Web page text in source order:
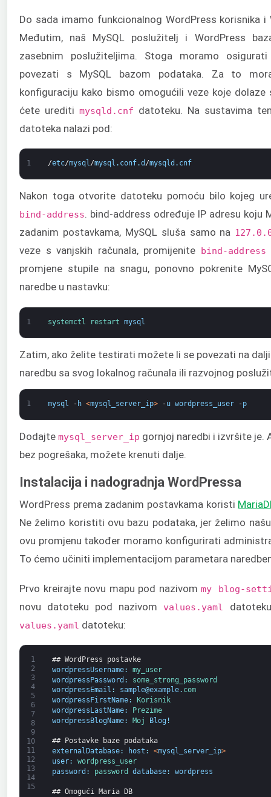
Do sada imamo funkcionalnog WordPress korisnika i
Međutim, naš MySQL poslužitelj i WordPress
zasebnim poslužiteljima. Stoga moramo
povezati s MySQL bazom podataka. Za to
konfiguraciju kako bismo omogućili veze koje dolaze
ćete urediti mysqld.cnf datoteku. Na sustavima
datoteka nalazi pod:
1 /etc/mysql/mysql . conf.d /mysqld . cnf
Nakon toga otvorite datoteku pomoću bilo kojeg
bind-address. bind-address određuje IP adresu koju
zadanim postavkama, MySQL sluša samo na
veze s vanjskih računala, promijenite bind-address
promjene stupile na snagu, ponovno pokrenite
naredbe u nastavku:
1 systemctl restart mysql
Zatim, ako želite testirati možete li se povezati na
naredbu sa svog lokalnog računala ili razvojnog
1 mysql - h <mysql_server_ip> -u wordpress_user -p
Dodajte mysql_server_ip gornjoj naredbi i izvršite je.
bez pogrešaka, možete krenuti dalje.
Instalacija i nadogradnja WordPressa
WordPress prema zadanim postavkama koristi
Ne želimo koristiti ovu bazu podataka, jer želimo
ovu promjenu također moramo konfigurirati
To ćemo učiniti implementacijom parametara
Prvo kreirajte novu mapu pod nazivom my blog-
novu datoteku pod nazivom values.yaml
values.yaml datoteku:
1
2
3
4
5
6
7
8
9
10
11
12
13
14
15
## WordPress postavke
wordpressUsername:
my_user
wordpressPassword :
some_strong_password
wordpressEmail : sample@example. com
wordpressFirstName:
Korisnik
wordpressLastName:
Prezime
wordpressBlogName: Moj Blog !
## Postavke baze podataka
externalDatabase: host : <mysql_server_ip>
user:
wordpress_user
password : password database: wordpress
## Omogući Maria DB